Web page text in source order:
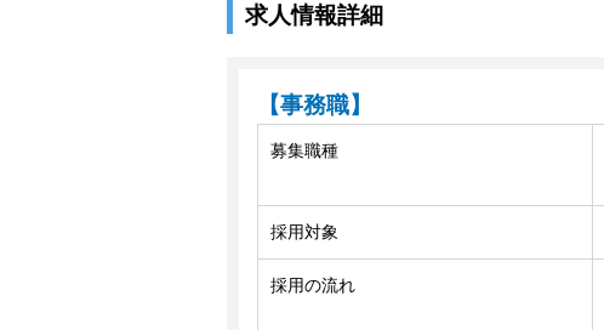
求人情報詳細
【事務職】
募集職種
採用対象
採用の流れ